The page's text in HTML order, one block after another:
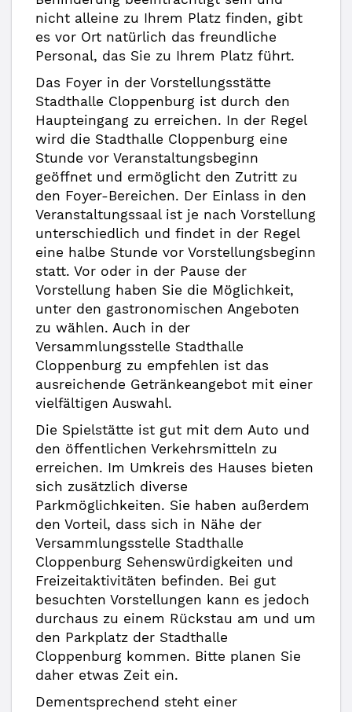
nicht alleine zu Ihrem Platz finden, gibt
es vor Ort natürlich das freundliche
Personal, das Sie zu Ihrem Platz führt.
Das Foyer in der Vorstellungsstätte
Stadthalle Cloppenburg ist durch den
Haupteingang zu erreichen. In der Regel
wird die Stadthalle Cloppenburg eine
Stunde vor Veranstaltungsbeginn
geöffnet und ermöglicht den Zutritt zu
den Foyer-Bereichen. Der Einlass in den
Veranstaltungssaal ist je nach Vorstellung
unterschiedlich und findet in der Regel
eine halbe Stunde vor Vorstellungsbeginn
statt. Vor oder in der Pause der
Vorstellung haben Sie die Möglichkeit,
unter den gastronomischen Angeboten
zu wählen. Auch in der
Versammlungsstelle Stadthalle
Cloppenburg zu empfehlen ist das
ausreichende Getränkeangebot mit einer
vielfältigen Auswahl.
Die Spielstätte ist gut mit dem Auto und
den öffentlichen Verkehrsmitteln zu
erreichen. Im Umkreis des Hauses bieten
sich zusätzlich diverse
Parkmöglichkeiten. Sie haben außerdem
den Vorteil, dass sich in Nähe der
Versammlungsstelle Stadthalle
Cloppenburg Sehenswürdigkeiten und
Freizeitaktivitäten befinden. Bei gut
besuchten Vorstellungen kann es jedoch
durchaus zu einem Rückstau am und um
den Parkplatz der Stadthalle
Cloppenburg kommen. Bitte planen Sie
daher etwas Zeit ein.
Dementsprechend steht einer